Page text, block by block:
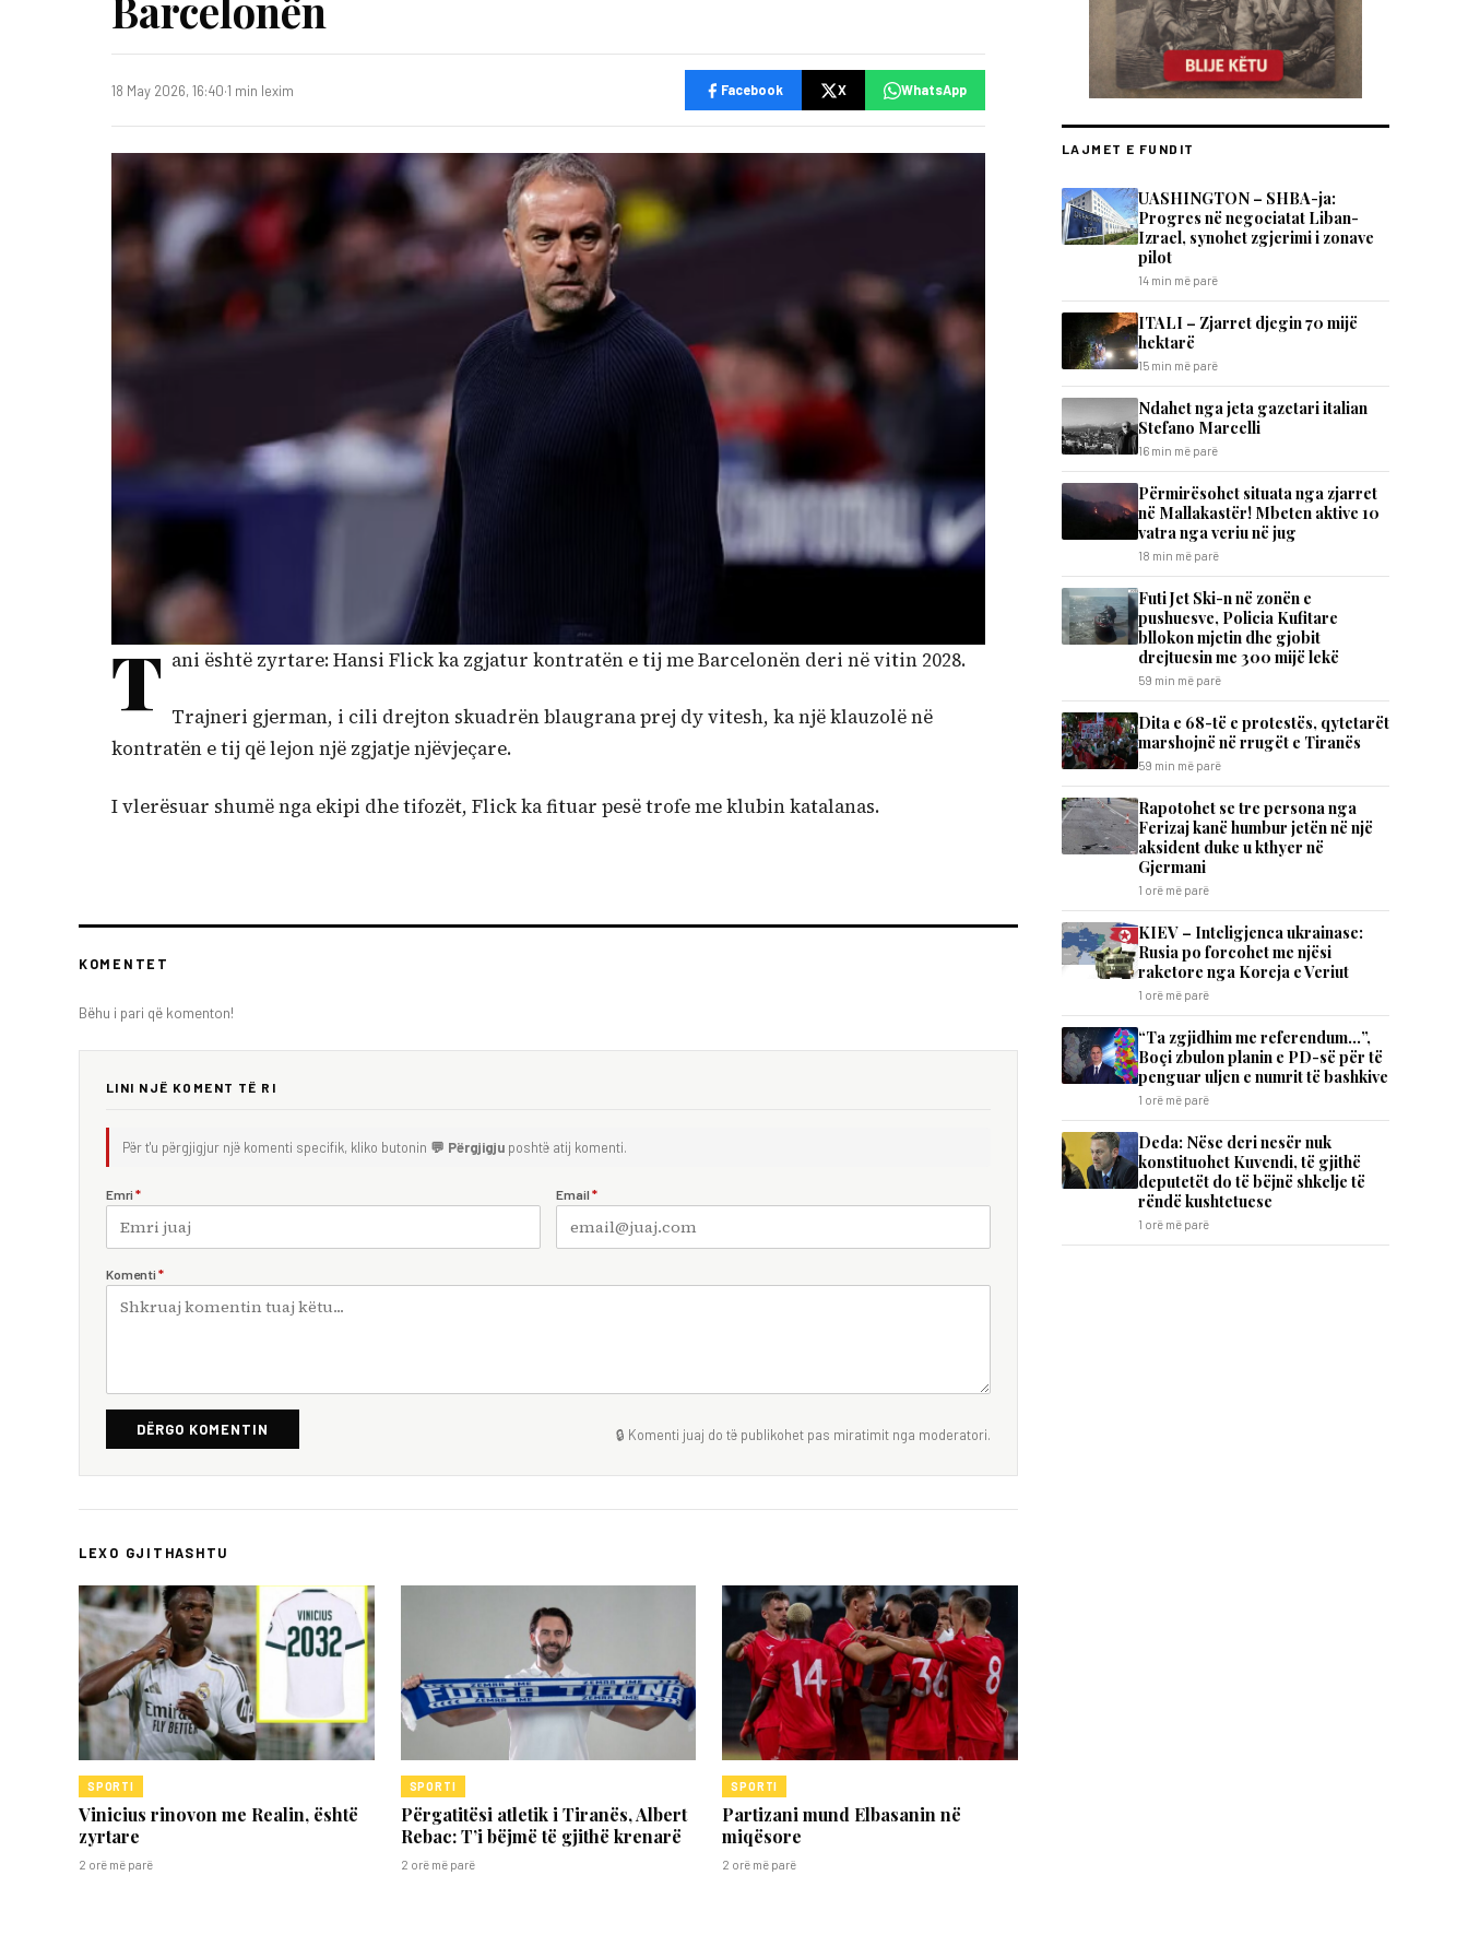
18 May 2026, 16:40·1 min lexim Facebook X WhatsApp
T ani është zyrtare: Hansi Flick ka zgjatur kontratën e tij me Barcelonën deri në vitin 2028.
Trajneri gjerman, i cili drejton skuadrën blaugrana prej dy vitesh, ka një klauzolë në
kontratën e tij që lejon një zgjatje njëvjeçare.
I vlerësuar shumë nga ekipi dhe tifozët, Flick ka fituar pesë trofe me klubin katalanas.
KOMENTET
Bëhu i pari që komenton!
LINI NJË KOMENT TË RI
Për t'u përgjigjur një komenti specifik, kliko butonin 💬 Përgjigju poshtë atij komenti.
Emri * Email *
Komenti *
DËRGO KOMENTIN 🔒 Komenti juaj do të publikohet pas miratimit nga moderatori.
LEXO GJITHASHTU
SPORTI
Vinicius rinovon me Realin, është
zyrtare
2 orë më parë
SPORTI
Përgatitësi atletik i Tiranës, Albert
Rebac: T’i bëjmë të gjithë krenarë
2 orë më parë
SPORTI
Partizani mund Elbasanin në
miqësore
2 orë më parë
LAJMET E FUNDIT
UASHINGTON – SHBA-ja:
Progres në negociatat Liban-
Izrael, synohet zgjerimi i zonave
pilot
14 min më parë
ITALI – Zjarret djegin 70 mijë
hektarë
15 min më parë
Ndahet nga jeta gazetari italian
Stefano Marcelli
16 min më parë
Përmirësohet situata nga zjarret
në Mallakastër! Mbeten aktive 10
vatra nga veriu në jug
18 min më parë
Futi Jet Ski-n në zonën e
pushuesve, Policia Kufitare
bllokon mjetin dhe gjobit
drejtuesin me 300 mijë lekë
59 min më parë
Dita e 68-të e protestës, qytetarët
marshojnë në rrugët e Tiranës
59 min më parë
Rapotohet se tre persona nga
Ferizaj kanë humbur jetën në një
aksident duke u kthyer në
Gjermani
1 orë më parë
KIEV – Inteligjenca ukrainase:
Rusia po forcohet me njësi
raketore nga Koreja e Veriut
1 orë më parë
“Ta zgjidhim me referendum…”,
Boçi zbulon planin e PD-së për të
penguar uljen e numrit të bashkive
1 orë më parë
Deda: Nëse deri nesër nuk
konstituohet Kuvendi, të gjithë
deputetët do të bëjnë shkelje të
rëndë kushtetuese
1 orë më parë